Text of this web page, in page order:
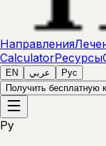
Направления
CalculatorРесурсы
EN عربي
Рус
Получить бесплатную
Ру